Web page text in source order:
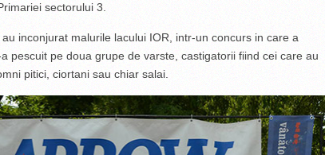
sectorului 3.
inconjurat malurile lacului IOR, intr-un concurs in care a
pescuit pe doua grupe de varste, castigatorii fiind cei care au
pitici, ciortani sau chiar salai.